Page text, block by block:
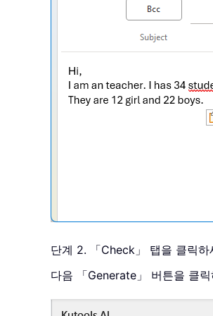
단계 2. 「Check」 탭을 클릭
다음 「Generate」 버튼을 클릭